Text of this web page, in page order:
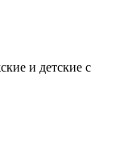
и детские с